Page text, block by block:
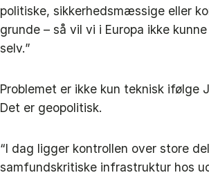
politiske, sikkerhedsmæssige eller
grunde – så vil vi i Europa ikke
selv.”
Problemet er ikke kun teknisk ifølge
Det er geopolitisk.
“I dag ligger kontrollen over store
samfundskritiske infrastruktur hos